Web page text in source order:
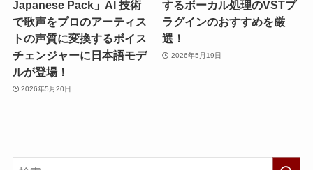
Japanese Pack」AI 技術
で歌声をプロのアーティス
トの声質に変換するボイス
チェンジャーに日本語モデ
ルが登場！
2026年5月20日
するボーカル処理のVSTプ
ラグインのおすすめを厳
選！
2026年5月19日